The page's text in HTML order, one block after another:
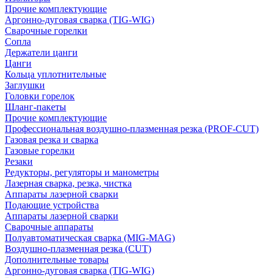
Прочие комплектующие
Аргонно-дуговая сварка (TIG-WIG)
Сварочные горелки
Сопла
Держатели цанги
Цанги
Кольца уплотнительные
Заглушки
Головки горелок
Шланг-пакеты
Прочие комплектующие
Профессиональная воздушно-плазменная резка (PROF-CUT)
Газовая резка и сварка
Газовые горелки
Резаки
Редукторы, регуляторы и манометры
Лазерная сварка, резка, чистка
Аппараты лазерной сварки
Подающие устройства
Аппараты лазерной сварки
Сварочные аппараты
Полуавтоматическая сварка (MIG-MAG)
Воздушно-плазменная резка (CUT)
Дополнительные товары
Аргонно-дуговая сварка (TIG-WIG)